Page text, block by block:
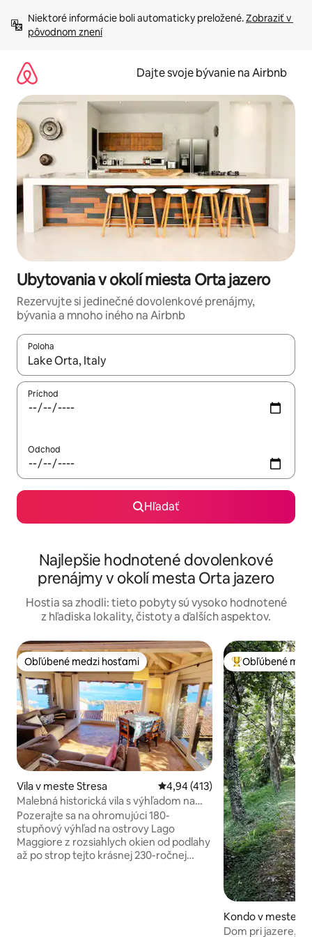
obsah.
Niektoré informácie boli automaticky preložené. Zobraziť v
pôvodnom znení
Dajte svoje bývanie na Airbnb
Ubytovania v okolí miesta Orta jazero
Rezervujte si jedinečné dovolenkové prenájmy,
bývania a mnoho iného na Airbnb
Poloha
Keď budú výsledky k dispozícii, môžete si ich prechádzať
Príchod
Odchod
Hľadať
Najlepšie hodnotené dovolenkové
prenájmy v okolí mesta Orta jazero
Hostia sa zhodli: tieto pobyty sú vysoko hodnotené
z hľadiska lokality, čistoty a ďalších aspektov.
Obľúbené medzi hosťami
Obľúbené medzi hosťami
Vila v meste Stresa Priemerné ohodnotenie 4,94 z
4,94 (413)
Malebná historická vila s výhľadom na
ostrov
Pozerajte sa na ohromujúci 180-
stupňový výhľad na ostrovy Lago
Maggiore z rozsiahlych okien od podlahy
až po strop tejto krásnej 230-ročnej
Najobľúbenejšie
Obľúbené
Kondo v meste
io
Dom pri jazere,